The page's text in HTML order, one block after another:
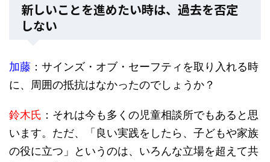
新しいことを進めたい時は、過去を否定
しない
加藤 ：サインズ・オブ・セーフティを取り入れる時
に、周囲の抵抗はなかったのでしょうか？
鈴木氏 ：それは今も多くの児童相談所でもあると思
います。ただ、「良い実践をしたら、子どもや家族
の役に立つ」というのは、いろんな立場を超えて共